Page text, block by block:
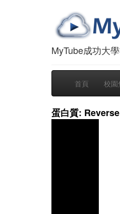
MyTube成功大
首頁 校園
蛋白質: